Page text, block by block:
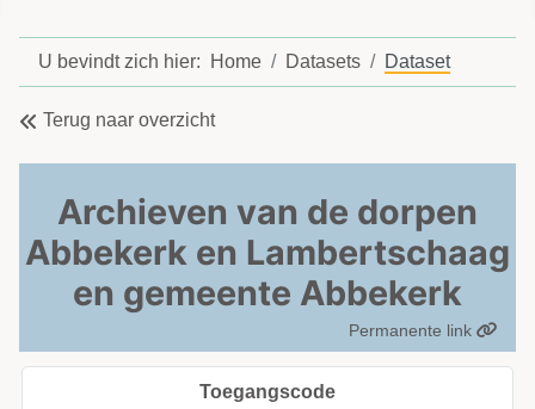
U bevindt zich hier: Home Datasets Dataset
Terug naar overzicht
Archieven van de dorpen
Abbekerk en Lambertschaag
en gemeente Abbekerk
Permanente link
Toegangscode